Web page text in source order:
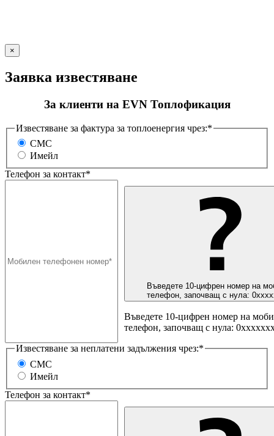
×
Заявка известяване
За клиенти на EVN Топлофикация
Известяване за фактура за топлоенергия чрез:*
СМС
Имейл
Телефон за контакт*
Въведете 10-цифрен номер на
телефон, започващ с нула:
Въведете 10-цифрен номер на
телефон, започващ с нула:
Известяване за неплатени задължения чрез:*
СМС
Имейл
Телефон за контакт*